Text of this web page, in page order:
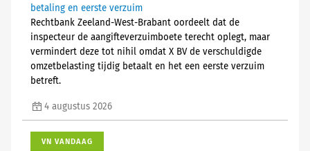
betaling en eerste verzuim
Rechtbank Zeeland-West-Brabant oordeelt dat de
inspecteur de aangifteverzuimboete terecht oplegt, maar
vermindert deze tot nihil omdat X BV de verschuldigde
omzetbelasting tijdig betaalt en het een eerste verzuim
betreft.
4 augustus 2026
VN VANDAAG